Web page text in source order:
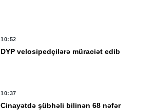
10:52
DYP velosipedçilərə müraciət edib
10:37
Cinayətdə şübhəli bilinən 68 nəfər